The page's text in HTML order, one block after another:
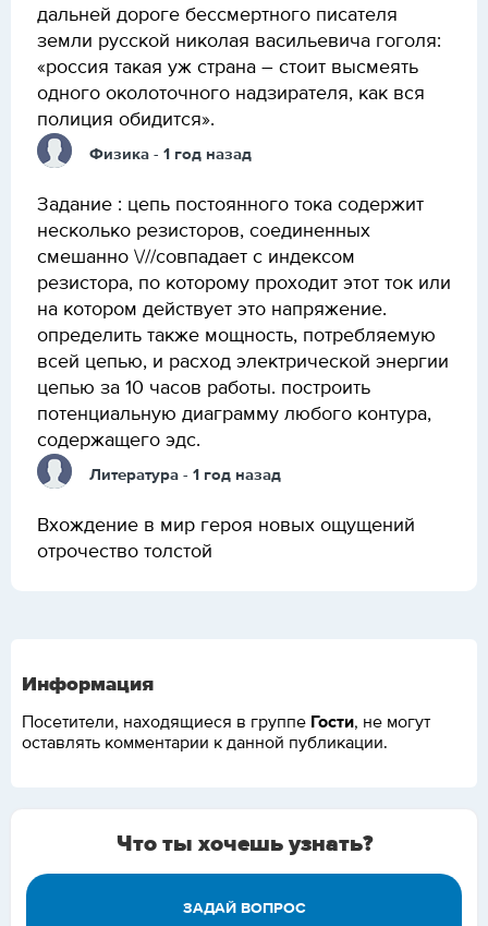
дальней дороге бессмертного писателя
земли русской николая васильевича гоголя:
«россия такая уж страна – стоит высмеять
одного околоточного надзирателя, как вся
полиция обидится».
Физика - 1 год назад
Задание : цепь постоянного тока содержит
несколько резисторов, соединенных
смешанно \///совпадает с индексом
резистора, по которому проходит этот ток или
на котором действует это напряжение.
определить также мощность, потребляемую
всей цепью, и расход электрической энергии
цепью за 10 часов работы. построить
потенциальную диаграмму любого контура,
содержащего эдс.
Литература - 1 год назад
Вхождение в мир героя новых ощущений
отрочество толстой
Информация
Посетители, находящиеся в группе Гости, не могут
оставлять комментарии к данной публикации.
Что ты хочешь узнать?
ЗАДАЙ ВОПРОС